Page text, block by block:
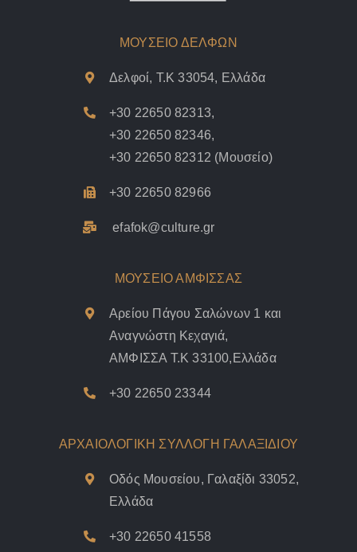
ΜΟΥΣΕΙΟ ΔΕΛΦΩΝ
Δελφοί, Τ.Κ 33054, Ελλάδα
+30 22650 82313,
+30 22650 82346,
+30 22650 82312 (Μουσείο)
+30 22650 82966
efafok@culture.gr
ΜΟΥΣΕΙΟ ΑΜΦΙΣΣΑΣ
Αρείου Πάγου Σαλώνων 1 και
Αναγνώστη Κεχαγιά,
ΑΜΦΙΣΣΑ Τ.Κ 33100,Ελλάδα
+30 22650 23344
ΑΡΧΑΙΟΛΟΓΙΚΗ ΣΥΛΛΟΓΗ ΓΑΛΑΞΙΔΙΟΥ
Οδός Μουσείου, Γαλαξίδι 33052,
Ελλάδα
+30 22650 41558